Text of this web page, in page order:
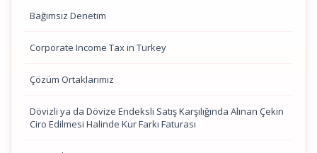
Bağımsız Denetim
Corporate Income Tax in Turkey
Çözüm Ortaklarımız
Dövizli ya da Dövize Endeksli Satış Karşılığında Alınan Çekin
Ciro Edilmesi Halinde Kur Farkı Faturası